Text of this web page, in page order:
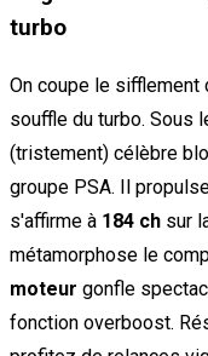
turbo
On coupe le sifflement
souffle du turbo. Sous
(tristement) célèbre
groupe PSA. Il
s'affirme à 184 ch sur
métamorphose le
moteur gonfle
fonction overboost.